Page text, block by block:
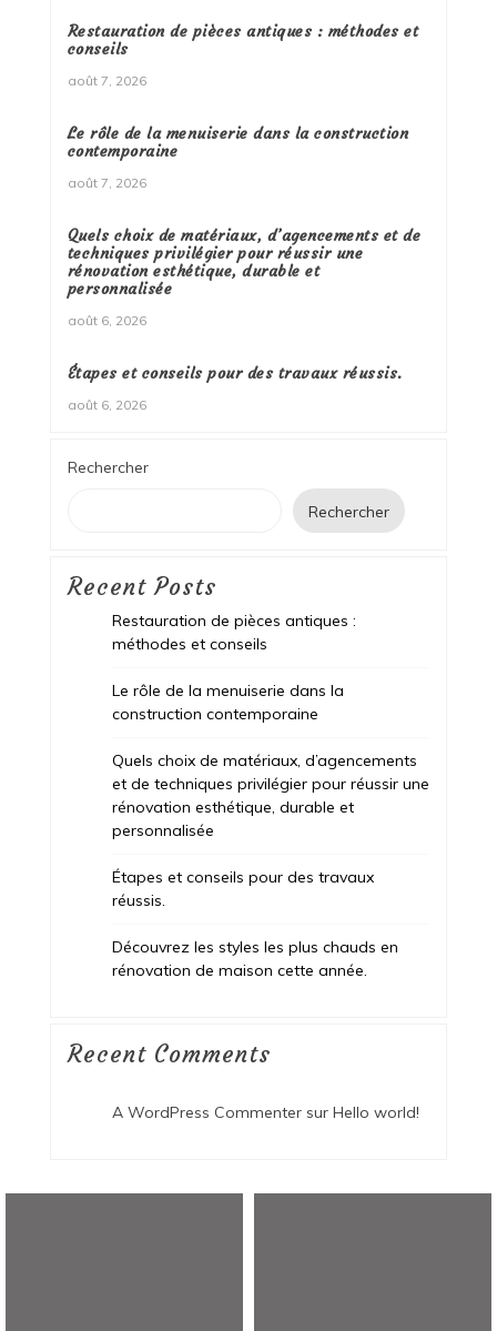
Restauration de pièces antiques : méthodes et
conseils
août 7, 2026
Le rôle de la menuiserie dans la construction
contemporaine
août 7, 2026
Quels choix de matériaux, d’agencements et de
techniques privilégier pour réussir une
rénovation esthétique, durable et
personnalisée
août 6, 2026
Étapes et conseils pour des travaux réussis.
août 6, 2026
Rechercher
Rechercher
Recent Posts
Restauration de pièces antiques :
méthodes et conseils
Le rôle de la menuiserie dans la
construction contemporaine
Quels choix de matériaux, d’agencements
et de techniques privilégier pour réussir une
rénovation esthétique, durable et
personnalisée
Étapes et conseils pour des travaux
réussis.
Découvrez les styles les plus chauds en
rénovation de maison cette année.
Recent Comments
A WordPress Commentersur Hello world!